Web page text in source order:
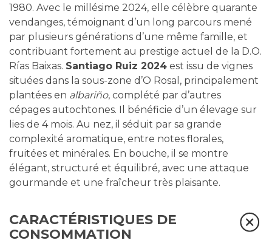
1980. Avec le millésime 2024, elle célèbre quarante
vendanges, témoignant d’un long parcours mené
par plusieurs générations d’une même famille, et
contribuant fortement au prestige actuel de la D.O.
Rías Baixas. Santiago Ruiz 2024 est issu de vignes
situées dans la sous-zone d’O Rosal, principalement
plantées en albariño, complété par d’autres
cépages autochtones. Il bénéficie d’un élevage sur
lies de 4 mois. Au nez, il séduit par sa grande
complexité aromatique, entre notes florales,
fruitées et minérales. En bouche, il se montre
élégant, structuré et équilibré, avec une attaque
gourmande et une fraîcheur très plaisante.
CARACTÉRISTIQUES DE
CONSOMMATION